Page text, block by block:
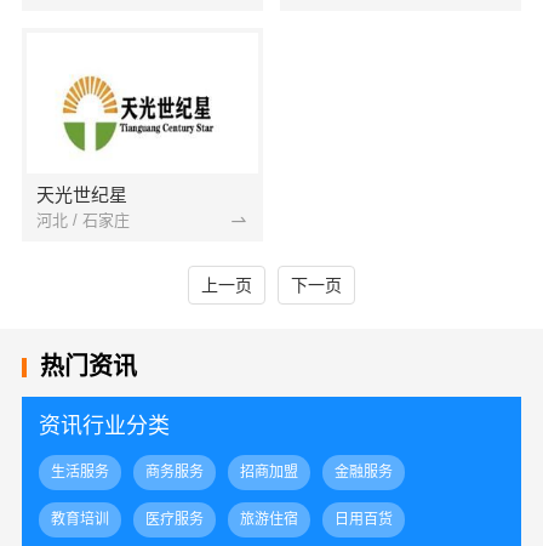
天光世纪星
河北 / 石家庄
上一页 下一页
热门资讯
资讯行业分类
生活服务 商务服务 招商加盟 金融服务
教育培训 医疗服务 旅游住宿 日用百货